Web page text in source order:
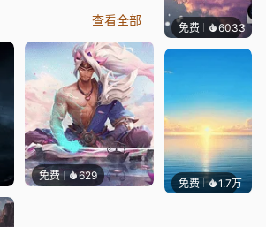
查看全部
免费 629
免费 6033冰茶
免费 1.7万Ruth